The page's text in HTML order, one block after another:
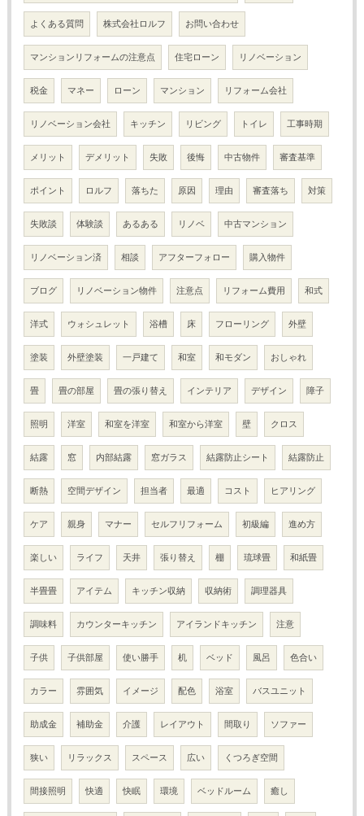
よくある質問 株式会社ロルフ お問い合わせ
マンションリフォームの注意点 住宅ローン リノベーション
税金 マネー ローン マンション リフォーム会社
リノベーション会社 キッチン リビング トイレ 工事時期
メリット デメリット 失敗 後悔 中古物件 審査基準
ポイント ロルフ 落ちた 原因 理由 審査落ち 対策
失敗談 体験談 あるある リノベ 中古マンション
リノベーション済 相談 アフターフォロー 購入物件
ブログ リノベーション物件 注意点 リフォーム費用 和式
洋式 ウォシュレット 浴槽 床 フローリング 外壁
塗装 外壁塗装 一戸建て 和室 和モダン おしゃれ
畳 畳の部屋 畳の張り替え インテリア デザイン 障子
照明 洋室 和室を洋室 和室から洋室 壁 クロス
結露 窓 内部結露 窓ガラス 結露防止シート 結露防止
断熱 空間デザイン 担当者 最適 コスト ヒアリング
ケア 親身 マナー セルフリフォーム 初級編 進め方
楽しい ライフ 天井 張り替え 棚 琉球畳 和紙畳
半畳畳 アイテム キッチン収納 収納術 調理器具
調味料 カウンターキッチン アイランドキッチン 注意
子供 子供部屋 使い勝手 机 ベッド 風呂 色合い
カラー 雰囲気 イメージ 配色 浴室 バスユニット
助成金 補助金 介護 レイアウト 間取り ソファー
狭い リラックス スペース 広い くつろぎ空間
間接照明 快適 快眠 環境 ベッドルーム 癒し